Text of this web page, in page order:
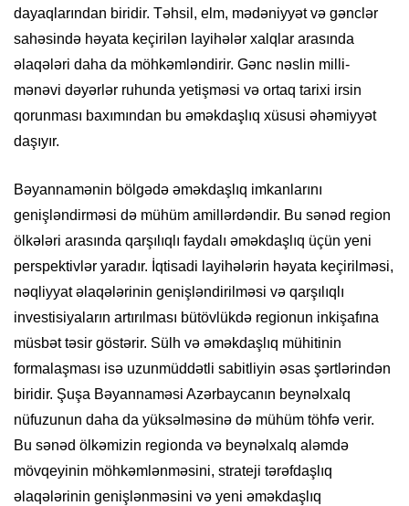
dayaqlarından biridir. Təhsil, elm, mədəniyyət və gənclər
sahəsində həyata keçirilən layihələr xalqlar arasında
əlaqələri daha da möhkəmləndirir. Gənc nəslin milli-
mənəvi dəyərlər ruhunda yetişməsi və ortaq tarixi irsin
qorunması baxımından bu əməkdaşlıq xüsusi əhəmiyyət
daşıyır.
Bəyannamənin bölgədə əməkdaşlıq imkanlarını
genişləndirməsi də mühüm amillərdəndir. Bu sənəd region
ölkələri arasında qarşılıqlı faydalı əməkdaşlıq üçün yeni
perspektivlər yaradır. İqtisadi layihələrin həyata keçirilməsi,
nəqliyyat əlaqələrinin genişləndirilməsi və qarşılıqlı
investisiyaların artırılması bütövlükdə regionun inkişafına
müsbət təsir göstərir. Sülh və əməkdaşlıq mühitinin
formalaşması isə uzunmüddətli sabitliyin əsas şərtlərindən
biridir. Şuşa Bəyannaməsi Azərbaycanın beynəlxalq
nüfuzunun daha da yüksəlməsinə də mühüm töhfə verir.
Bu sənəd ölkəmizin regionda və beynəlxalq aləmdə
mövqeyinin möhkəmlənməsini, strateji tərəfdaşlıq
əlaqələrinin genişlənməsini və yeni əməkdaşlıq